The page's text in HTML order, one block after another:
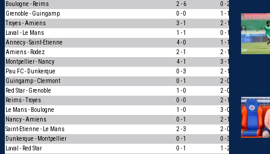
Boulogne - Reims
2 - 6 0 - 2
Grenoble - Guingamp
0 - 0 1 - 1
1
Troyes - Amiens
3 - 1 2 - 1
Laval - Le Mans
1 - 1 0 - 1
0
Annecy - Saint-Etienne
4 - 0 1 - 1
0
Amiens - Rodez
2 - 1 2 - 1
3
Montpellier - Nancy
4 - 1 3 - 1
Pau FC - Dunkerque
0 - 3 2 - 1
Guingamp - Clermont
0 - 1 2 - 0
Red Star - Grenoble
1 - 0 2 - 0
Reims - Troyes
0 - 0 2 - 1
0
Le Mans - Boulogne
1 - 0 3 - 0
1
Nancy - Amiens
0 - 1 2 - 1
Saint-Etienne - Le Mans
2 - 3 2 - 0
0
Dunkerque - Montpellier
0 - 1 0 - 3
1
Laval - Red Star
0 - 1 1 - 2